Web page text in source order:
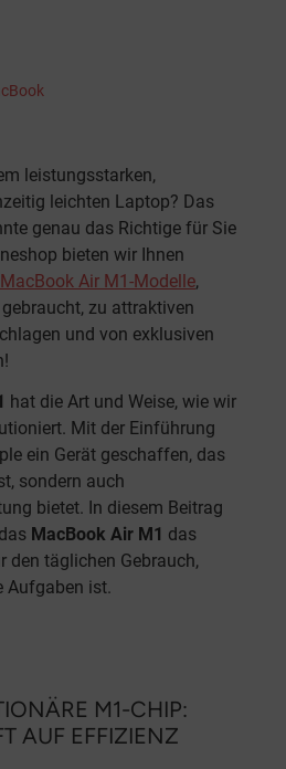
leistungsstarken,
leichten Laptop? Das
genau das Richtige für Sie
bieten wir Ihnen
Air M1-Modelle,
zu attraktiven
und von exklusiven
hat die Art und Weise, wie wir
Mit der Einführung
ein Gerät geschaffen, das
sondern auch
bietet. In diesem Beitrag
MacBook Air M1 das
den täglichen Gebrauch,
Aufgaben ist.
M1-CHIP:
AUF EFFIZIENZ